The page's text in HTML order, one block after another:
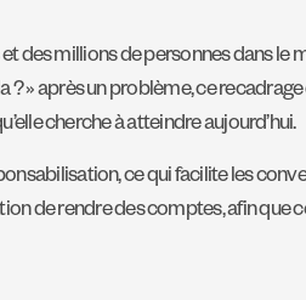
des millions de personnes dans le
» après un problème, ce
cherche à atteindre aujourd’hui.
ce qui facilite les
de rendre des comptes, afin que